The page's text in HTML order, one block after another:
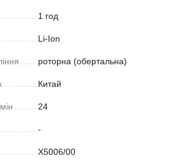
1 год
Li-Ion
роторна (обертальна)
Китай
24
-
X5006/00